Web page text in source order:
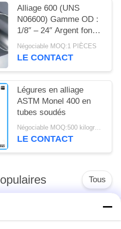
MPa
Alliage 600 (UNS
N06600) Gamme OD :
1/8″ – 24″ Argent foncé
Pétrole et gaz 1 093 °C
(2 000 °F) pour l’alliage
Négociable MOQ:1 PIÈCES
LE CONTACT
Légures en alliage
ASTM Monel 400 en
tubes soudés
Négociable MOQ:500 kilogrammes
LE CONTACT
Tous
inoxydable duplex